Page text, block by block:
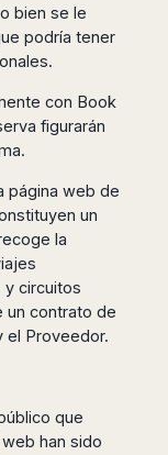
bien se le
podría tener
con Book
figurarán
página web de
un
la
y circuitos
un contrato de
el Proveedor.
que
han sido